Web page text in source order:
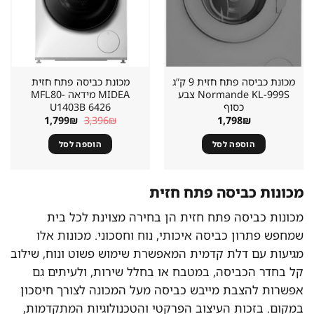
מכונת כביסה פתח חזית 9 ק”ג
Normande KL-999S צבע
כסוף
1,798₪
הוספה לסל
מכונת כביסה פתח חזית
MIDEA מידאה MFL80-
U1403B 6426
3,396₪ המחיר
המקורי
היה:
3,396₪.
1,799₪ המחיר
הוספה לסל
מכונות כביסה פתח חזית
מכונות כביסה פתח חזית הן בחירה מצוינת לכל בית
שמחפש פתרון כביסה איכותי, נוח וחסכוני. מכונות אלו
מגיעות עם דלת קדמית המאפשרת שימוש פשוט ונוח, שילוב
קל בחדר הכביסה, במטבח או בחלל שירות, ולעיתים גם
אפשרות להצבת מייבש כביסה מעל המכונה לצורך חיסכון
במקום. בזכות העיצוב הפרקטי והטכנולוגיות המתקדמות,